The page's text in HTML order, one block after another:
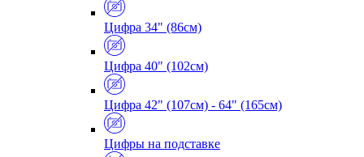
Цифра 34" (86см)
Цифра 40" (102см)
Цифра 42" (107см) - 64" (165см)
Цифры на подставке